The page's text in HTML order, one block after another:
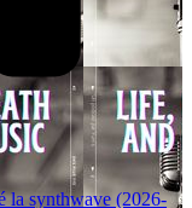
la synthwave (2026-